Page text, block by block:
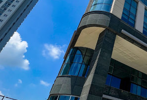
대표 경선, 대구 권리당원 투표 정청래 47.82%·김
대표 경선, 강원 권리당원 투표 김민석 승리
회, 대한축구협회 성 접대 의혹 심판 조사"
, KLPGA 제주삼다수 역전 우승…데뷔 10년 차에
으면"…안동 물길공원서 헤엄친 구렁이 '소동'
뛰고 2경기 침묵…LAFC, 톨루카에 1-0 승리(종
침묵' 손흥민, 톨루카전 68분만 뛰고 슈팅 0개